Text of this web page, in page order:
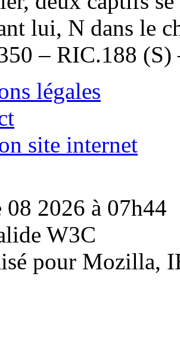
lui, N dans le
– RIC.188
légales
site internet
2026 à 07h44
W3C
pour Mozilla,